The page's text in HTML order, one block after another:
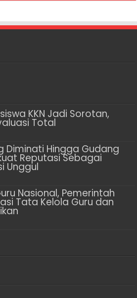
KKN Jadi Sorotan,
Total
Diminati Hingga Gudang
Reputasi Sebagai
Unggul
Nasional, Pemerintah
Tata Kelola Guru dan